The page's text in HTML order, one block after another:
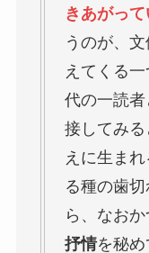
きあがっ
うのが、
えてくる
代の一読
接してみる
えに生まれ
る種の歯
ら、なお
抒情を秘め